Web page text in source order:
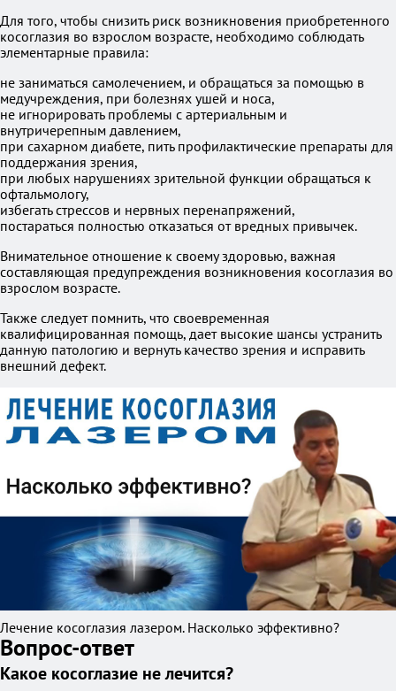
Для того, чтобы снизить риск возникновения приобретенного
косоглазия во взрослом возрасте, необходимо соблюдать
элементарные правила:
не заниматься самолечением, и обращаться за помощью в
медучреждения, при болезнях ушей и носа,
не игнорировать проблемы с артериальным и
внутричерепным давлением,
при сахарном диабете, пить профилактические препараты для
поддержания зрения,
при любых нарушениях зрительной функции обращаться к
офтальмологу,
избегать стрессов и нервных перенапряжений,
постараться полностью отказаться от вредных привычек.
Внимательное отношение к своему здоровью, важная
составляющая предупреждения возникновения косоглазия во
взрослом возрасте.
Также следует помнить, что своевременная
квалифицированная помощь, дает высокие шансы устранить
данную патологию и вернуть качество зрения и исправить
внешний дефект.
Лечение косоглазия лазером. Насколько эффективно?
Вопрос-ответ
Какое косоглазие не лечится?